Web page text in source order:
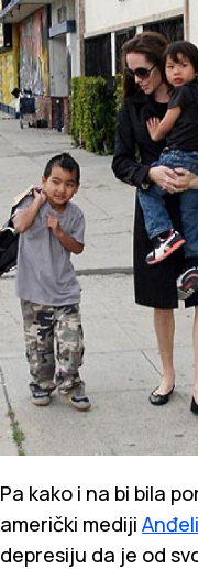
Pa kako i na bi bila
američki mediji
depresiju da je od